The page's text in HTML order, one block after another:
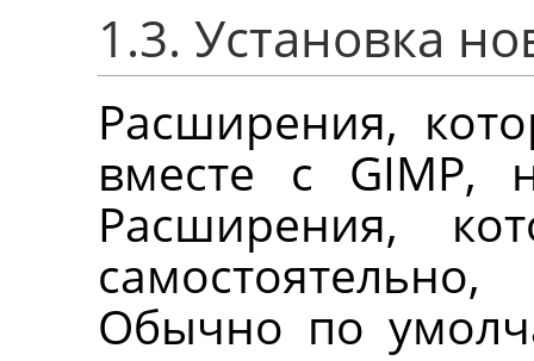
1.3. Установка
Расширения,
вместе с GIMP,
Расширения,
Обычно по